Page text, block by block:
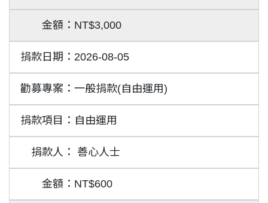
NT$3,000
2026-08-05
一般捐款(自由運用)
自由運用
善心人士
NT$600